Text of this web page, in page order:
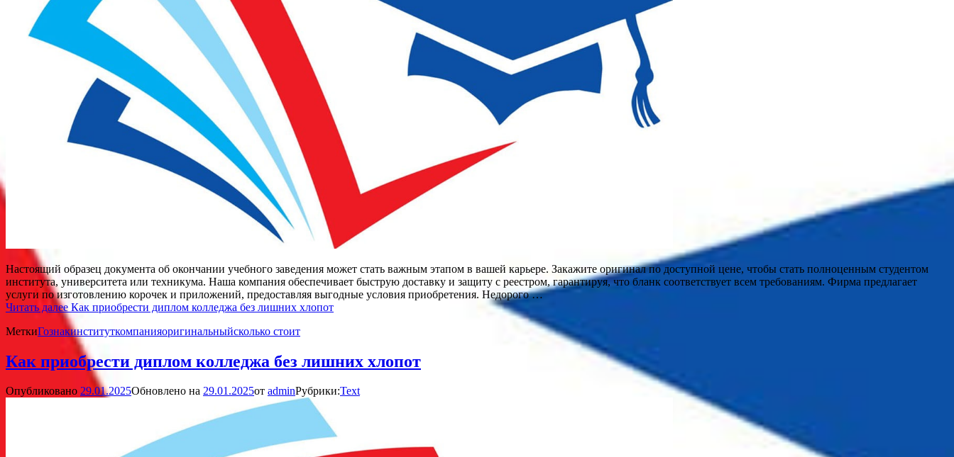
Настоящий образец документа об окончании учебного заведения может стать важным этапом в вашей карьере. Закажите оригинал по доступной цене, чтобы стать полноценным студентом
института, университета или техникума. Наша компания обеспечивает быструю доставку и защиту с реестром, гарантируя, что бланк соответствует всем требованиям. Фирма предлагает
услуги по изготовлению корочек и приложений, предоставляя выгодные условия приобретения. Недорого …
Читать далее Как приобрести диплом колледжа без лишних хлопот
МеткиГознакинституткомпанияоригинальныйсколько стоит
Как приобрести диплом колледжа без лишних хлопот
Опубликовано 29.01.2025Обновлено на 29.01.2025от adminРубрики:Text